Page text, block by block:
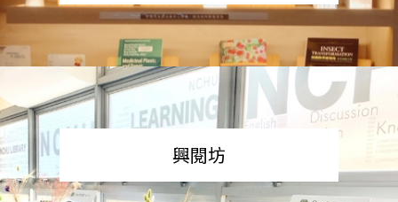
興閱坊